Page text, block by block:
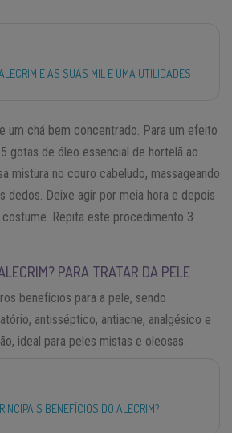
E AS SUAS MIL E UMA UTILIDADES
um chá bem concentrado. Para um efeito
gotas de óleo essencial de hortelã ao
mistura no couro cabeludo, massageando
dedos. Deixe agir por meia hora e depois
Repita este procedimento 3
PARA TRATAR DA PELE
benefícios para a pele, sendo
antisséptico, antiacne, analgésico e
ideal para peles mistas e oleosas.
BENEFÍCIOS DO ALECRIM?